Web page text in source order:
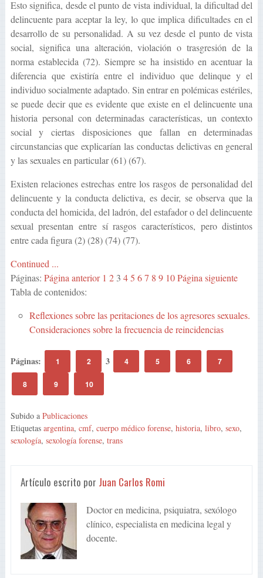
Esto significa, desde el punto de vista individual, la dificultad del
delincuente para aceptar la ley, lo que implica dificultades en el
desarrollo de su personalidad. A su vez desde el punto de vista
social, significa una alteración, violación o trasgresión de la
norma establecida (72). Siempre se ha insistido en acentuar la
diferencia que existiría entre el individuo que delinque y el
individuo socialmente adaptado. Sin entrar en polémicas estériles,
se puede decir que es evidente que existe en el delincuente una
historia personal con determinadas características, un contexto
social y ciertas disposiciones que fallan en determinadas
circunstancias que explicarían las conductas delictivas en general
y las sexuales en particular (61) (67).
Existen relaciones estrechas entre los rasgos de personalidad del
delincuente y la conducta delictiva, es decir, se observa que la
conducta del homicida, del ladrón, del estafador o del delincuente
sexual presentan entre sí rasgos característicos, pero distintos
entre cada figura (2) (28) (74) (77).
Continued ...
Páginas: Página anterior 1 23 4 5 6 7 8 9 10 Página siguiente
Tabla de contenidos:
Reflexiones sobre las peritaciones de los agresores sexuales.
Consideraciones sobre la frecuencia de reincidencias
Páginas: 1 2 3 4 5 6 7
8 9 10
Subido a Publicaciones
Etiquetas argentina, cmf, cuerpo médico forense, historia, libro, sexo,
sexología, sexología forense, trans
Artículo escrito por Juan Carlos Romi
Doctor en medicina, psiquiatra, sexólogo
clínico, especialista en medicina legal y
docente.